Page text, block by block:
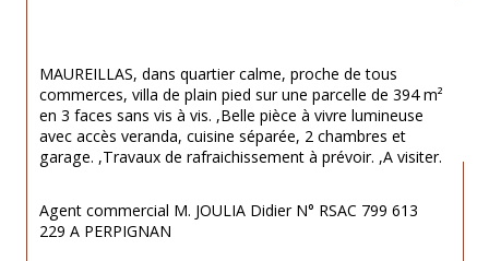
MAUREILLAS, dans quartier calme, proche de tous
commerces, villa de plain pied sur une parcelle de 394 m²
en 3 faces sans vis à vis. ,Belle pièce à vivre lumineuse
avec accès veranda, cuisine séparée, 2 chambres et
garage. ,Travaux de rafraichissement à prévoir. ,A visiter.
Agent commercial M. JOULIA Didier N° RSAC 799 613
229 A PERPIGNAN